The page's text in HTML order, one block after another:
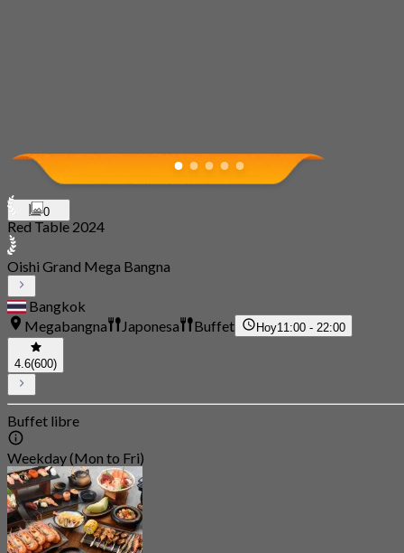
0
Red Table 2024
Oishi Grand Mega Bangna
Bangkok
Megabangna
Japonesa Buffet Hoy11:00 - 22:00
4.6(600)
Buffet libre
Weekday (Mon to Fri)